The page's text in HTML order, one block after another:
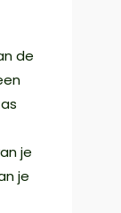
de
je
je